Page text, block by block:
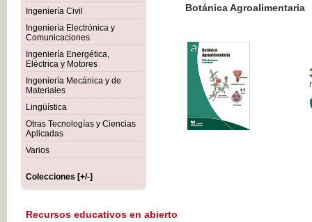
Ingeniería Civil
Ingeniería Electrónica y
Comunicaciones
Ingeniería Energética,
Eléctrica y Motores
Ingeniería Mecánica y de
Materiales
Lingüística
Otras Tecnologías y Ciencias
Aplicadas
Varios
Colecciones [+/-]
Botánica Agroalimentaria
IVA
Recursos educativos en abierto